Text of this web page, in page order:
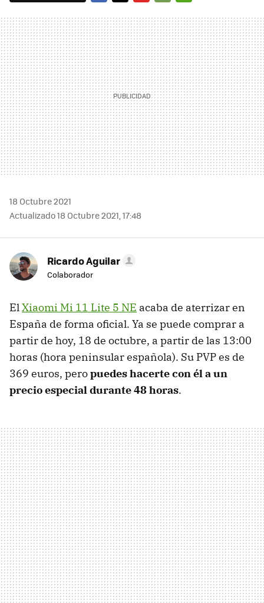
MAIL
18 Octubre 2021
Actualizado 18 Octubre 2021, 17:48
Ricardo Aguilar
Colaborador
ElXiaomi Mi 11 Lite 5 NE acaba de aterrizar en
España de forma oficial. Ya se puede comprar a
partir de hoy, 18 de octubre, a partir de las 13:00
horas (hora peninsular española). Su PVP es de
369 euros, peropuedes hacerte con él a un
precio especial durante 48 horas.